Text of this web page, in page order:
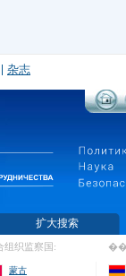
杂志
扩大搜索
组织监察国:
蒙古